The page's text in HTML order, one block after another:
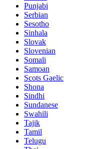
Punjabi
Serbian
Sesotho
Sinhala
Slovak
Slovenian
Somali
Samoan
Scots Gaelic
Shona
Sindhi
Sundanese
Swahili
Tajik
Tamil
Telugu